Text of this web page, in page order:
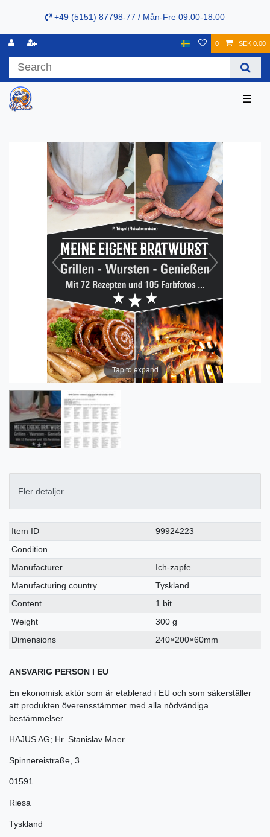
+49 (5151) 87798-77 / Mån-Fre 09:00-18:00
0 SEK 0.00
☰
Tap to expand
Fler detaljer
Ceres::Template.singleItemTechnicalDataAttribute
Ceres::Template.singleItemTechnicalDataValue
Item ID
99924223
Condition
Manufacturer
Ich-zapfe
Manufacturing country
Tyskland
Content
1 bit
Weight
300 g
Dimensions
240×200×60mm
ANSVARIG PERSON I EU
En ekonomisk aktör som är etablerad i EU och som säkerställer
att produkten överensstämmer med alla nödvändiga
bestämmelser.
HAJUS AG; Hr. Stanislav Maer
Spinnereistraße 3
01591
Riesa
Tyskland